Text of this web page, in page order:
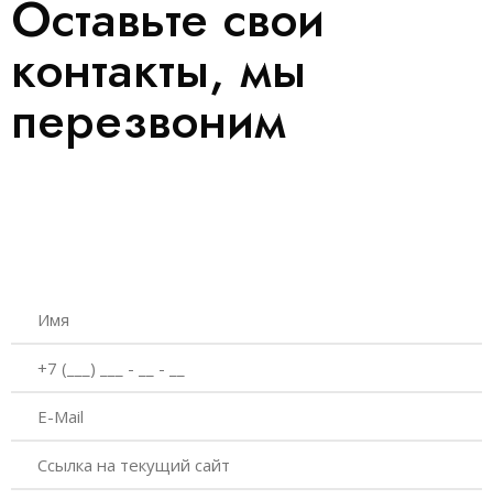
Оставьте свои
контакты, мы
перезвоним